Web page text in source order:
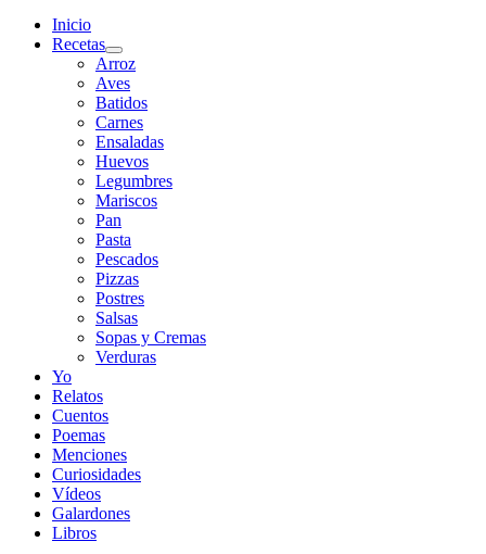
Inicio
Recetas
Arroz
Aves
Batidos
Carnes
Ensaladas
Huevos
Legumbres
Mariscos
Pan
Pasta
Pescados
Pizzas
Postres
Salsas
Sopas y Cremas
Verduras
Yo
Relatos
Cuentos
Poemas
Menciones
Curiosidades
Vídeos
Galardones
Libros